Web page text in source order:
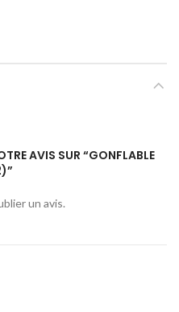
AVIS SUR “GONFLABLE
un avis.